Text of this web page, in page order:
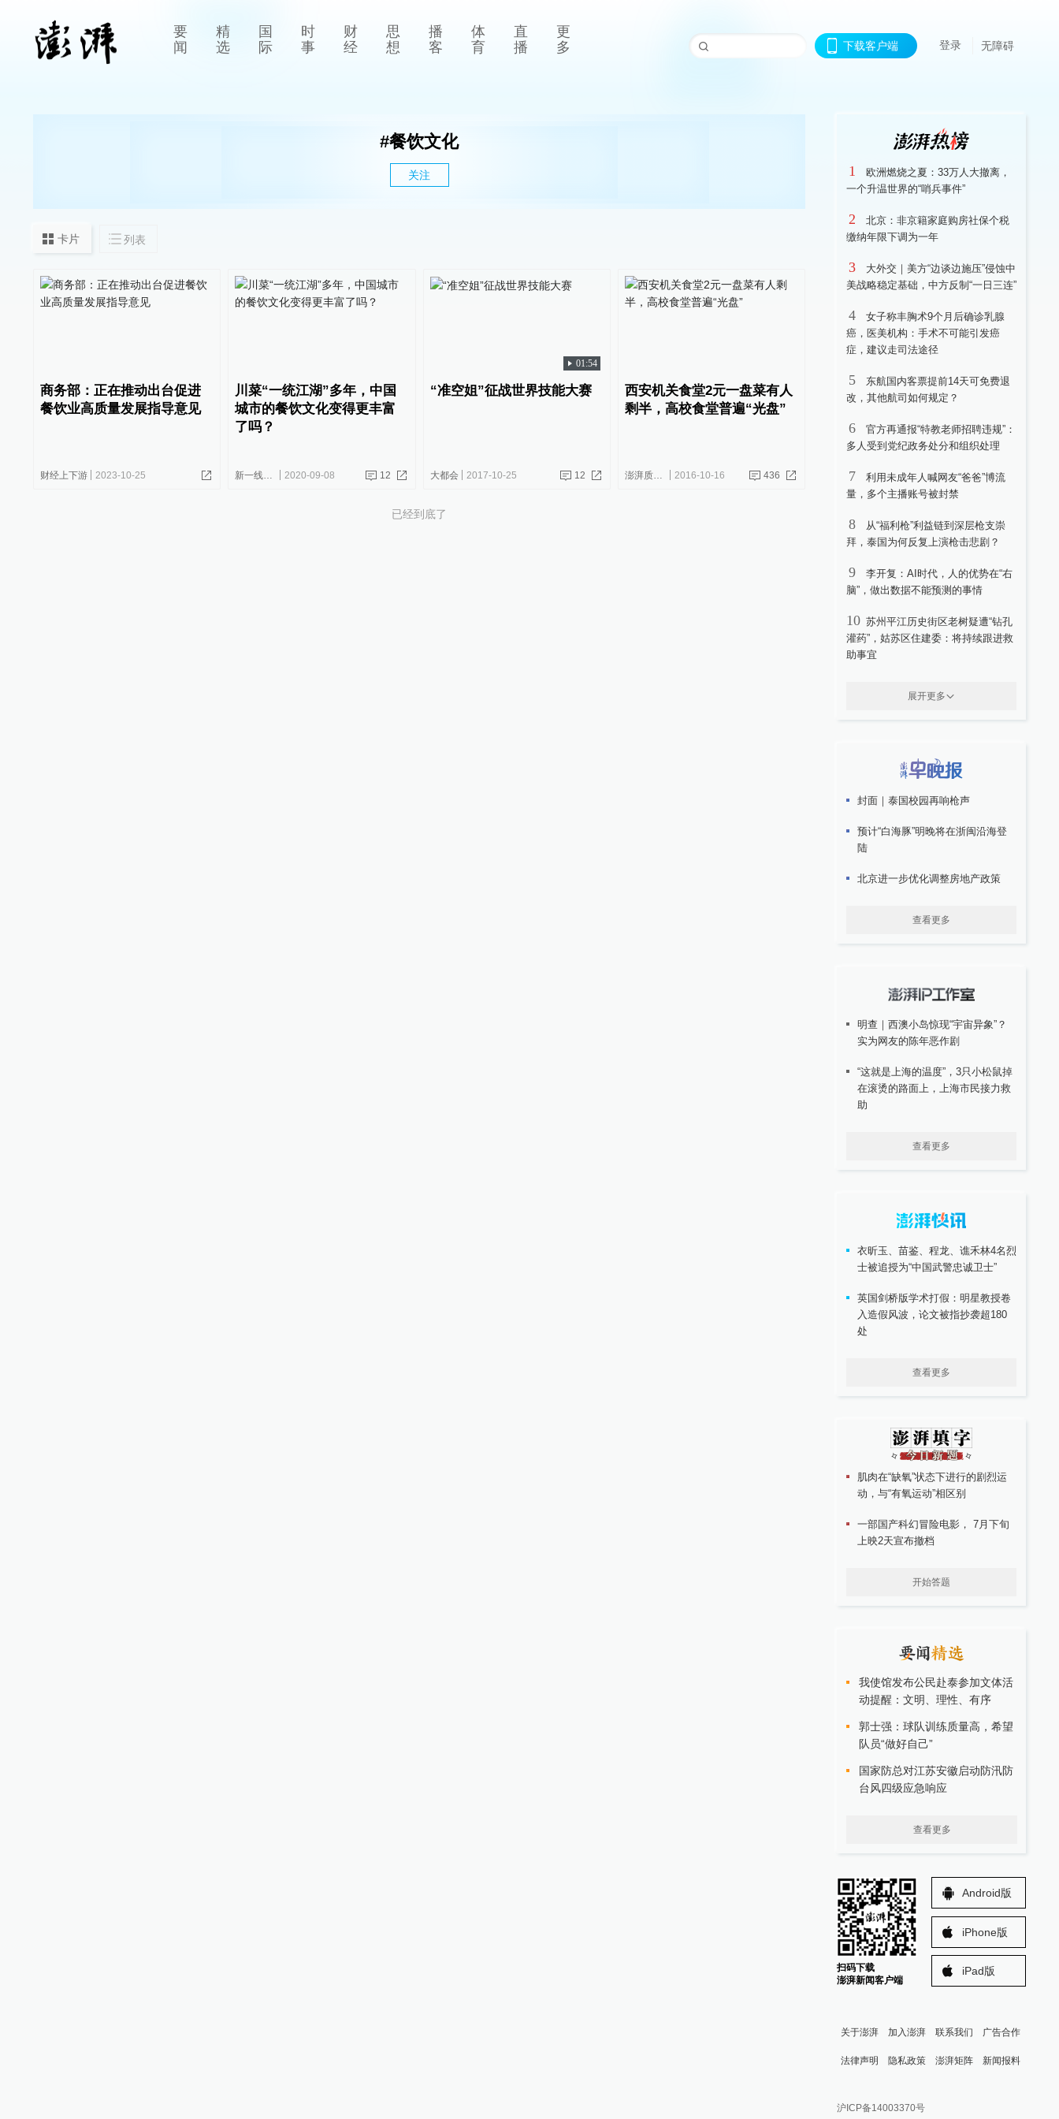
要
闻
精
选
国
际
时
事
财
经
思
想
播
客
体
育
直
播
更
多
下载客户端 登录 无障碍
#餐饮文化
关注
卡片 列表
商务部：正在推动出台促进
餐饮业高质量发展指导意见
财经上下游 2023-10-25
川菜“一统江湖”多年，中国
城市的餐饮文化变得更丰富
了吗？
新一线城市研究所 2020-09-08 12
01:54
“准空姐”征战世界技能大赛
大都会 2017-10-25 12
西安机关食堂2元一盘菜有人
剩半，高校食堂普遍“光盘”
澎湃质量观 2016-10-16 436
已经到底了
1
欧洲燃烧之夏：33万人大撤离，
一个升温世界的“哨兵事件”
2
北京：非京籍家庭购房社保个税
缴纳年限下调为一年
3
大外交｜美方“边谈边施压”侵蚀中
美战略稳定基础，中方反制“一日三连”
4
女子称丰胸术9个月后确诊乳腺
癌，医美机构：手术不可能引发癌
症，建议走司法途径
5
东航国内客票提前14天可免费退
改，其他航司如何规定？
6
官方再通报“特教老师招聘违规”：
多人受到党纪政务处分和组织处理
7
利用未成年人喊网友“爸爸”博流
量，多个主播账号被封禁
8
从“福利枪”利益链到深层枪支崇
拜，泰国为何反复上演枪击悲剧？
9
李开复：AI时代，人的优势在“右
脑”，做出数据不能预测的事情
10 苏州平江历史街区老树疑遭“钻孔
灌药”，姑苏区住建委：将持续跟进救
助事宜
展开更多
封面｜泰国校园再响枪声
预计“白海豚”明晚将在浙闽沿海登
陆
北京进一步优化调整房地产政策
查看更多
明查｜西澳小岛惊现“宇宙异象”？
实为网友的陈年恶作剧
“这就是上海的温度”，3只小松鼠掉
在滚烫的路面上，上海市民接力救
助
查看更多
衣昕玉、苗鉴、程龙、谯禾林4名烈
士被追授为“中国武警忠诚卫士”
英国剑桥版学术打假：明星教授卷
入造假风波，论文被指抄袭超180
处
查看更多
肌肉在“缺氧”状态下进行的剧烈运
动，与“有氧运动”相区别
一部国产科幻冒险电影， 7月下旬
上映2天宣布撤档
开始答题
我使馆发布公民赴泰参加文体活
动提醒：文明、理性、有序
郭士强：球队训练质量高，希望
队员“做好自己”
国家防总对江苏安徽启动防汛防
台风四级应急响应
查看更多
扫码下载
澎湃新闻客户端
Android版
iPhone版
iPad版
关于澎湃 加入澎湃 联系我们 广告合作
法律声明 隐私政策 澎湃矩阵
澎湃新闻公众号
新闻报料
报料邮箱: news@thepaper.cn
沪ICP备14003370号